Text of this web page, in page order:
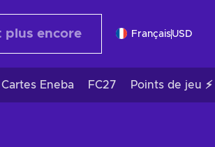
FrançaisUSD
Cartes Eneba FC27 Points de jeu ⚡